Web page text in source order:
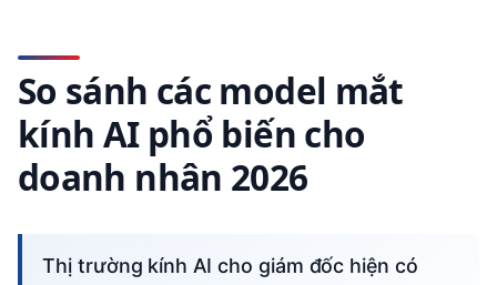
So sánh các model mắt
kính AI phổ biến cho
doanh nhân 2026
Thị trường kính AI cho giám đốc hiện có